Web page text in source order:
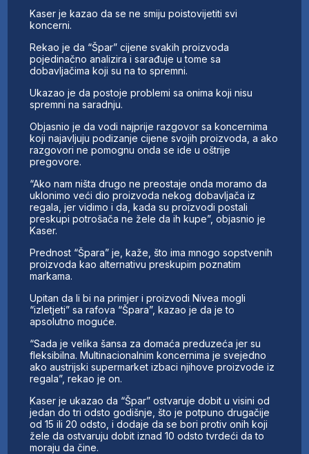
Kaser je kazao da se ne smiju poistovijetiti svi
koncerni.
Rekao je da “Špar” cijene svakih proizvoda
pojedinačno analizira i sarađuje u tome sa
dobavljačima koji su na to spremni.
Ukazao je da postoje problemi sa onima koji nisu
spremni na saradnju.
Objasnio je da vodi najprije razgovor sa koncernima
koji najavljuju podizanje cijene svojih proizvoda, a ako
razgovori ne pomognu onda se ide u oštrije
pregovore.
“Ako nam ništa drugo ne preostaje onda moramo da
uklonimo veći dio proizvoda nekog dobavljača iz
regala, jer vidimo i da, kada su proizvodi postali
preskupi potrošača ne žele da ih kupe”, objasnio je
Kaser.
Prednost “Špara” je, kaže, što ima mnogo sopstvenih
proizvoda kao alternativu preskupim poznatim
markama.
Upitan da li bi na primjer i proizvodi Nivea mogli
“izletjeti” sa rafova “Špara”, kazao je da je to
apsolutno moguće.
“Sada je velika šansa za domaća preduzeća jer su
fleksibilna. Multinacionalnim koncernima je svejedno
ako austrijski supermarket izbaci njihove proizvode iz
regala”, rekao je on.
Kaser je ukazao da “Špar” ostvaruje dobit u visini od
jedan do tri odsto godišnje, što je potpuno drugačije
od 15 ili 20 odsto, i dodaje da se bori protiv onih koji
žele da ostvaruju dobit iznad 10 odsto tvrdeći da to
moraju da čine.